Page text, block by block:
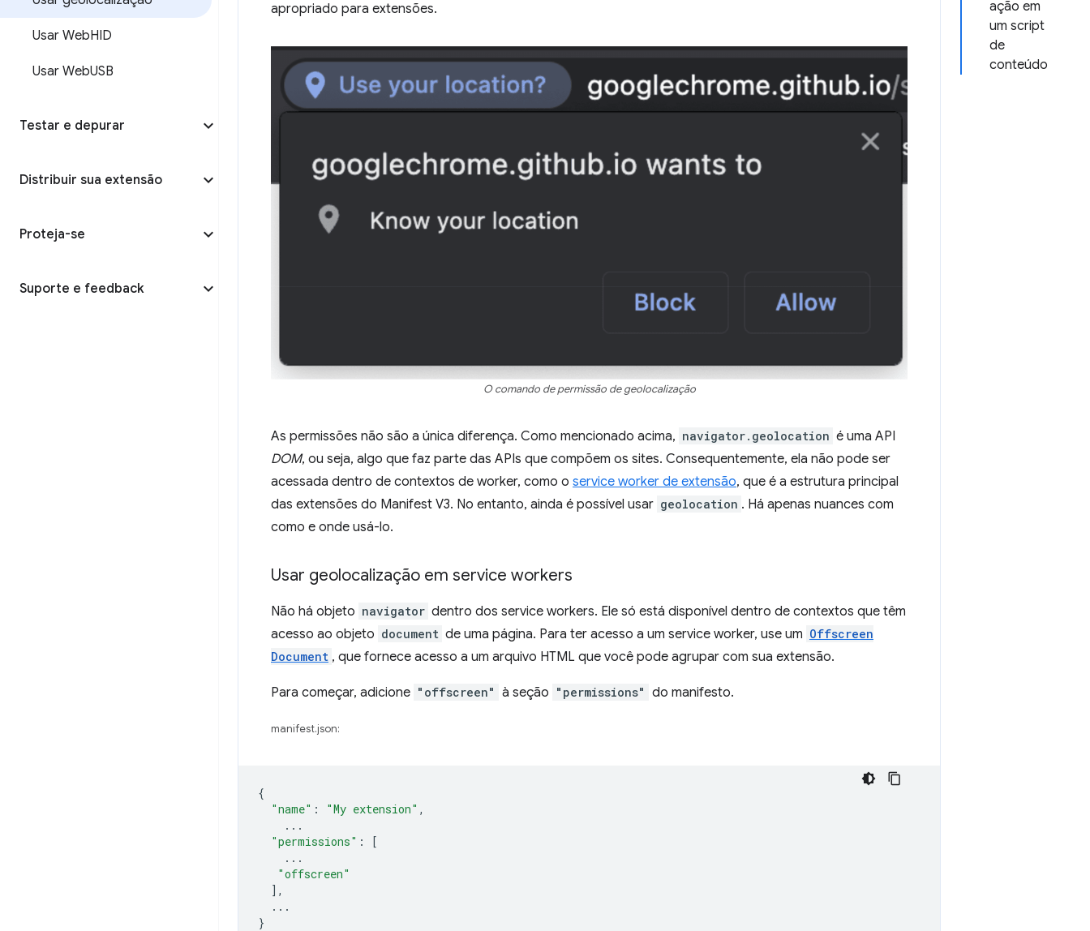
Usar WebHID
Usar WebUSB
Testar e depurar
Distribuir sua extensão
Proteja-se
Suporte e feedback
ação em
um script
de
conteúdo
apropriado para extensões.
O comando de permissão de geolocalização
As permissões não são a única diferença. Como mencionado acima, navigator.geolocation é uma API
DOM, ou seja, algo que faz parte das APIs que compõem os sites. Consequentemente, ela não pode ser
acessada dentro de contextos de worker, como o service worker de extensão, que é a estrutura principal
das extensões do Manifest V3. No entanto, ainda é possível usar geolocation . Há apenas nuances com
como e onde usá-lo.
Usar geolocalização em service workers
Não há objeto navigator dentro dos service workers. Ele só está disponível dentro de contextos que têm
acesso ao objeto document de uma página. Para ter acesso a um service worker, use um Offscreen
Document , que fornece acesso a um arquivo HTML que você pode agrupar com sua extensão.
Para começar, adicione "offscreen" à seção "permissions" do manifesto.
manifest.json:
{
"name" : "My extension" ,
...
"permissions" :
[
...
"offscreen"
],
...
}